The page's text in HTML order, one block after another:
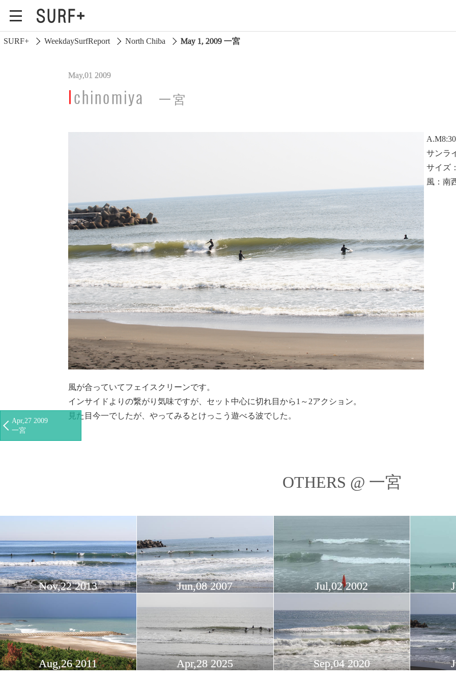
South Ibaraki
North Chiba
South Chiba
Monthly Archive
SURF+ WeekdaySurfReport North Chiba May 1, 2009 一宮
May,01 2009
Ichinomiya 一宮
A.M8:30
サンラ
サイズ
風：南
風が合っていてフェイスクリーンです。
インサイドよりの繋がり気味ですが、セット中心に切れ目から1～2アクション。
見た目今一でしたが、やってみるとけっこう遊べる波でした。
OTHERS @ 一宮
Nov,22 2013 Jun,08 2007 Jul,02 2002
Aug,26 2011 Apr,28 2025 Sep,04 2020
Apr,27 2009
一宮